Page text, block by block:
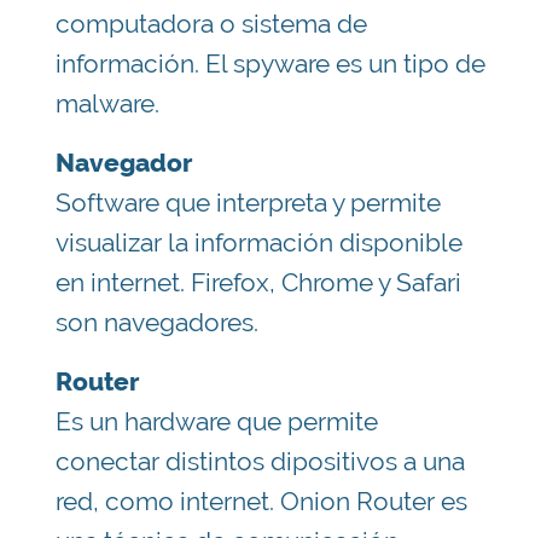
computadora o sistema de
información. El spyware es un tipo de
malware.
Navegador
Software que interpreta y permite
visualizar la información disponible
en internet. Firefox, Chrome y Safari
son navegadores.
Router
Es un hardware que permite
conectar distintos dipositivos a una
red, como internet. Onion Router es